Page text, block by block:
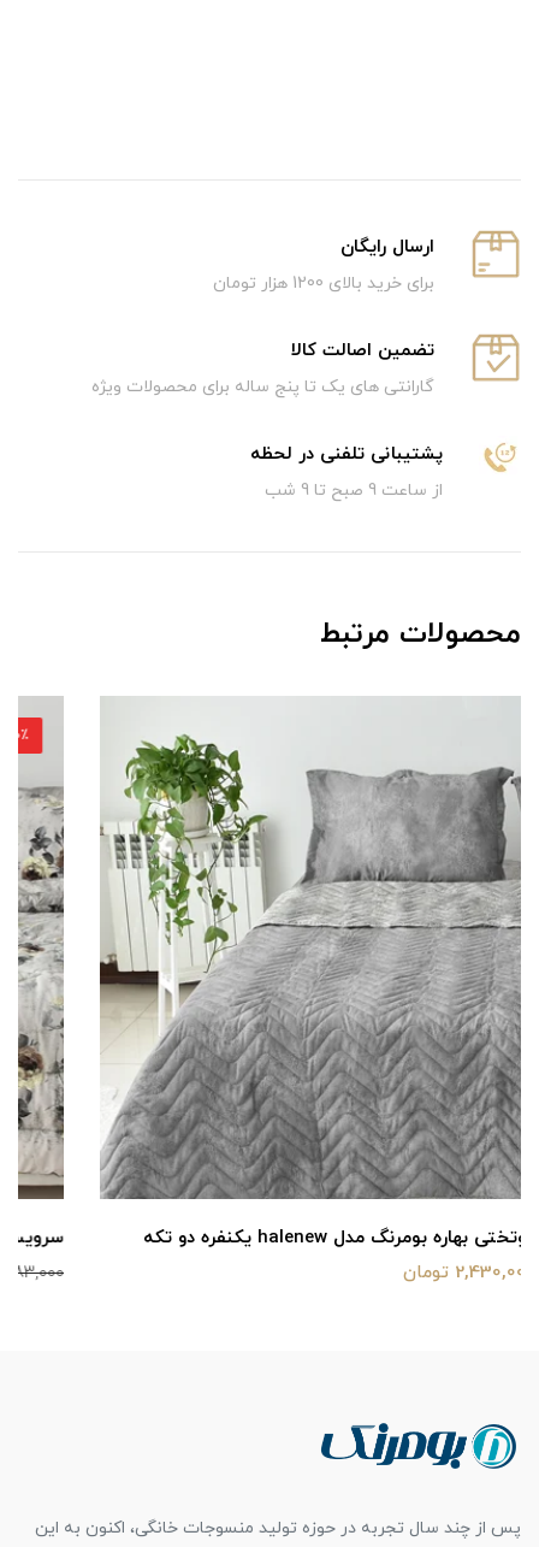
ارسال رایگان
برای خرید بالای 1200 هزار تومان
تضمین اصالت کالا
گارانتی های یک تا پنج ساله برای محصولات ویژه
پشتیبانی تلفنی در لحظه
از ساعت 9 صبح تا 9 شب
محصولات مرتبط
سرویس خواب بومرنگ مدل TN یکنفره 4 تکه
6,583,000 5,290,000 تومان
پس از چند سال تجربه در حوزه تولید منسوجات خانگی، اکنون به این